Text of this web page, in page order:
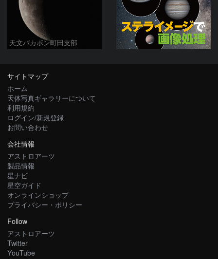
天文バカボン町田支部
サイトマップ
ホーム
天体写真ギャラリーについて
利用規約
ログイン/新規登録
お問い合わせ
会社情報
アストロアーツ
製品情報
星ナビ
星空ガイド
オンラインショップ
プライバシー・ポリシー
Follow
アストロアーツ
Twitter
YouTube